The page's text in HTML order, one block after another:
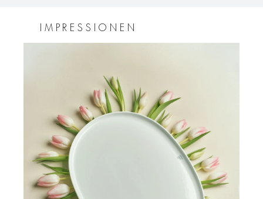
IMPRESSIONEN